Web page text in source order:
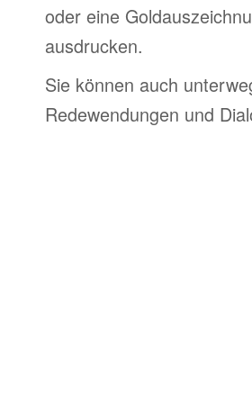
oder eine
ausdrucken.
Sie können auch
Redewendungen und